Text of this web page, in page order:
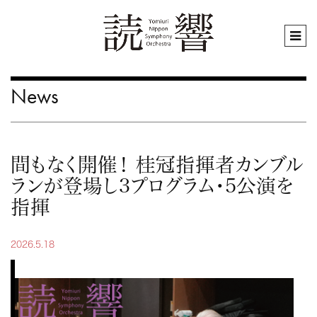
News
間もなく開催！ 桂冠指揮者カンブル
ランが登場し3プログラム・5公演を
指揮
2026.5.18